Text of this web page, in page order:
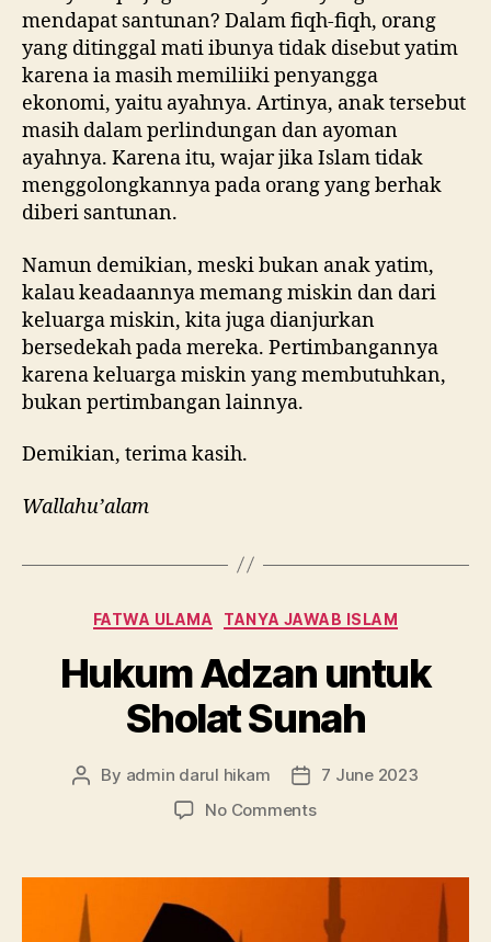
mendapat santunan? Dalam fiqh-fiqh, orang
yang ditinggal mati ibunya tidak disebut yatim
karena ia masih memiliiki penyangga
ekonomi, yaitu ayahnya. Artinya, anak tersebut
masih dalam perlindungan dan ayoman
ayahnya. Karena itu, wajar jika Islam tidak
menggolongkannya pada orang yang berhak
diberi santunan.
Namun demikian, meski bukan anak yatim,
kalau keadaannya memang miskin dan dari
keluarga miskin, kita juga dianjurkan
bersedekah pada mereka. Pertimbangannya
karena keluarga miskin yang membutuhkan,
bukan pertimbangan lainnya.
Demikian, terima kasih.
Wallahu’alam
Categories
FATWA ULAMA TANYA JAWAB ISLAM
Hukum Adzan untuk
Sholat Sunah
Post
By admin darul hikam
Post
date
7 June 2023
No Commentson
untuk
Sunah